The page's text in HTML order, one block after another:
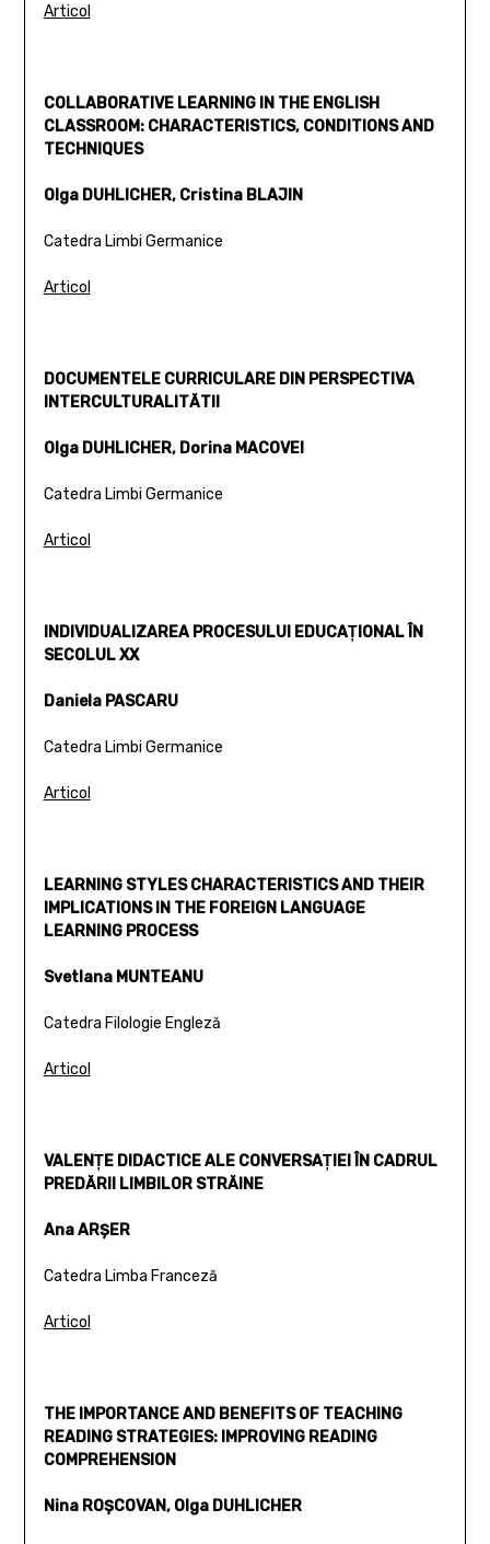
Articol
COLLABORATIVE LEARNING IN THE ENGLISH
CLASSROOM: CHARACTERISTICS, CONDITIONS AND
TECHNIQUES
Olga DUHLICHER, Cristina BLAJIN
Catedra Limbi Germanice
Articol
DOCUMENTELE CURRICULARE DIN PERSPECTIVA
INTERCULTURALITĂTII
Olga DUHLICHER, Dorina MACOVEI
Catedra Limbi Germanice
Articol
INDIVIDUALIZAREA PROCESULUI EDUCAŢIONAL ÎN
SECOLUL XX
Daniela PASCARU
Catedra Limbi Germanice
Articol
LEARNING STYLES CHARACTERISTICS AND THEIR
IMPLICATIONS IN THE FOREIGN LANGUAGE
LEARNING PROCESS
Svetlana MUNTEANU
Catedra Filologie Engleză
Articol
VALENŢE DIDACTICE ALE CONVERSAŢIEI ÎN CADRUL
PREDĂRII LIMBILOR STRĂINE
Ana ARŞER
Catedra Limba Franceză
Articol
THE IMPORTANCE AND BENEFITS OF TEACHING
READING STRATEGIES: IMPROVING READING
COMPREHENSION
Nina ROŞCOVAN, Olga DUHLICHER